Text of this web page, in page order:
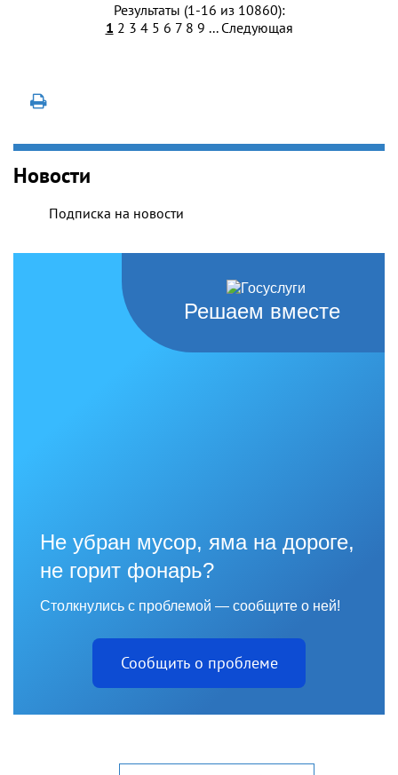
Результаты (1-16 из 10860):
1 2 3 4 5 6 7 8 9 ... Следующая
Новости
Подписка на новости
Решаем вместе
Не убран мусор, яма на дороге,
не горит фонарь?
Столкнулись с проблемой — сообщите о ней!
Сообщить о проблеме